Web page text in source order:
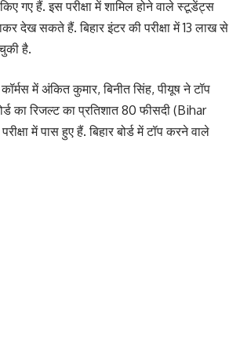
गए हैं. इस परीक्षा में शामिल होने वाले स्टूडेंट्स
देख सकते हैं. बिहार इंटर की परीक्षा में 13 लाख से
है.
में अंकित कुमार, बिनीत सिंह, पीयूष ने टॉप
का रिजल्ट का प्रतिशात 80 फीसदी (Bihar
में पास हुए हैं. बिहार बोर्ड में टॉप करने वाले